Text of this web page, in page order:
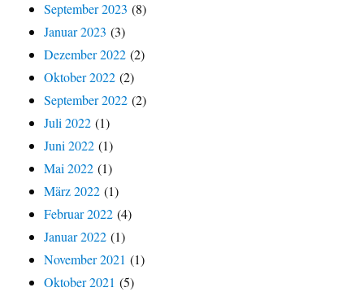
September 2023 (8)
Januar 2023 (3)
Dezember 2022 (2)
Oktober 2022 (2)
September 2022 (2)
Juli 2022 (1)
Juni 2022 (1)
Mai 2022 (1)
März 2022 (1)
Februar 2022 (4)
Januar 2022 (1)
November 2021 (1)
Oktober 2021 (5)